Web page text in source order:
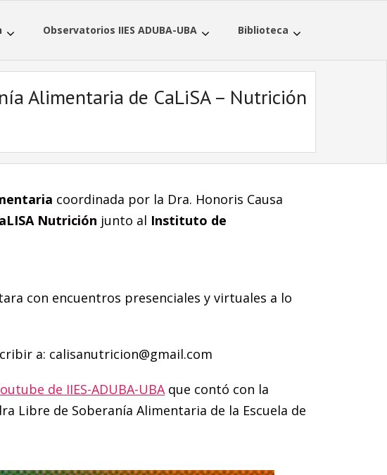
Observatorios IIES ADUBA-UBA Biblioteca
Alimentaria de CaLiSA – Nutrición
coordinada por la Dra. Honoris Causa
Nutrición junto al Instituto de
con encuentros presenciales y virtuales a lo
a: calisanutricion@gmail.com
de IIES-ADUBA-UBAque contó con la
Libre de Soberanía Alimentaria de la Escuela de